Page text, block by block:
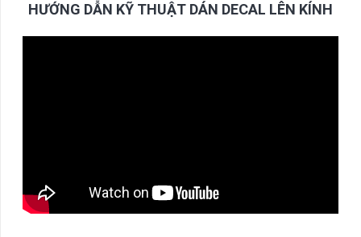
HƯỚNG DẪN KỸ THUẬT DÁN DECAL LÊN KÍNH